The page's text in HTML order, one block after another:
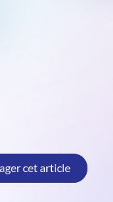
cet article